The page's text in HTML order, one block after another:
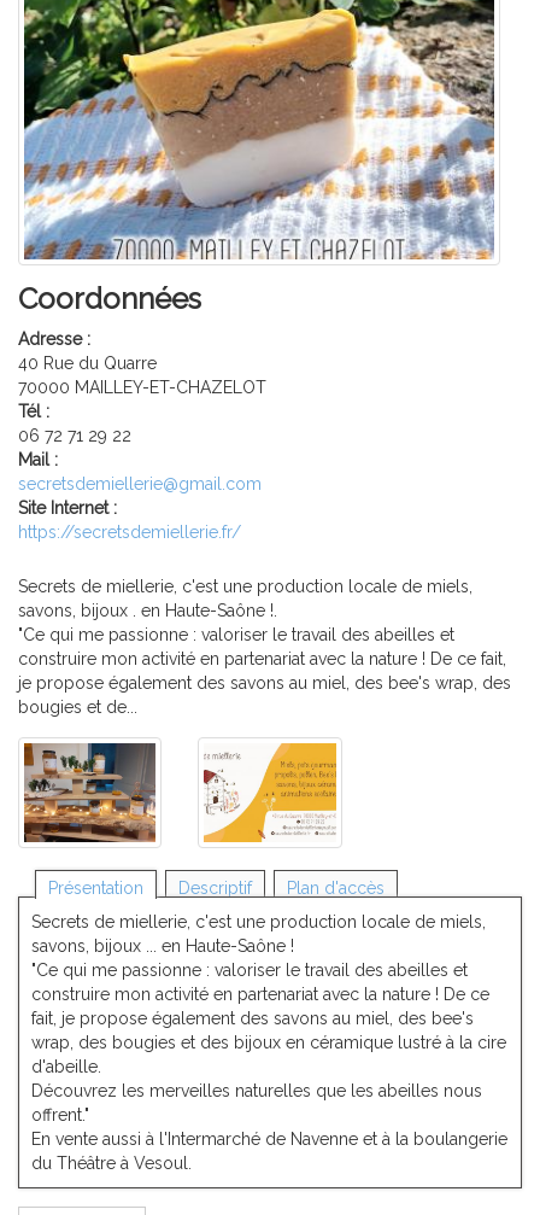
Coordonnées
Adresse :
40 Rue du Quarre
70000 MAILLEY-ET-CHAZELOT
Tél :
06 72 71 29 22
Mail :
secretsdemiellerie@gmail.com
Site Internet :
https://secretsdemiellerie.fr/
Secrets de miellerie, c'est une production locale de miels,
savons, bijoux . en Haute-Saône !.
"Ce qui me passionne : valoriser le travail des abeilles et
construire mon activité en partenariat avec la nature ! De ce fait,
je propose également des savons au miel, des bee's wrap, des
bougies et de...
Présentation Descriptif
Plan d'accès
Secrets de miellerie, c'est une production locale de miels,
savons, bijoux ... en Haute-Saône !
"Ce qui me passionne : valoriser le travail des abeilles et
construire mon activité en partenariat avec la nature ! De ce
fait, je propose également des savons au miel, des bee's
wrap, des bougies et des bijoux en céramique lustré à la cire
d'abeille.
Découvrez les merveilles naturelles que les abeilles nous
offrent."
En vente aussi à l'Intermarché de Navenne et à la boulangerie
du Théâtre à Vesoul.